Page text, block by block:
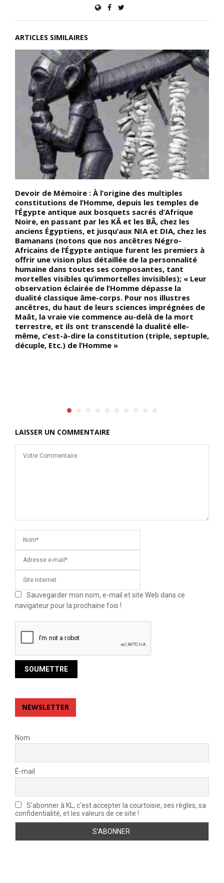
ARTICLES SIMILAIRES
Devoir de Mémoire : À l’origine des multiples
constitutions de l’Homme, depuis les temples de
l’Égypte antique aux bosquets sacrés d’Afrique
Noire, en passant par les KÂ et les BÂ, chez les
anciens Égyptiens, et jusqu’aux NIA et DIA, chez les
Bamanans (notons que nos ancêtres Négro-
Africains de l’Égypte antique furent les premiers à
offrir une vision plus détaillée de la personnalité
humaine dans toutes ses composantes, tant
mortelles visibles qu’immortelles invisibles); « Leur
observation éclairée de l’Homme dépasse la
dualité classique âme-corps. Pour nos illustres
ancêtres, du haut de leurs sciences imprégnées de
Maât, la vraie vie commence au-delà de la mort
terrestre, et ils ont transcendé la dualité elle-
même, c’est-à-dire la constitution (triple, septuple,
décuple, Etc.) de l’Homme »
LAISSER UN COMMENTAIRE
Sauvegarder mon nom, e-mail et site Web dans ce
navigateur pour la prochaine fois !
NEWSLETTER
Nom
É-mail
S'abonner à KL, c'est accepter la courtoisie, ses règles, sa
confidentialité, et les valeurs de ce site !